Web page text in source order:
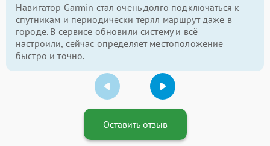
Навигатор Garmin стал очень долго подключаться к
спутникам и периодически терял маршрут даже в
городе. В сервисе обновили систему и всё
настроили, сейчас определяет местоположение
быстро и точно.
Оставить отзыв